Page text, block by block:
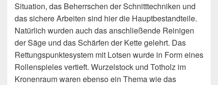
Situation, das Beherrschen der Schnitttechniken und
das sichere Arbeiten sind hier die Hauptbestandteile.
Natürlich wurden auch das anschließende Reinigen
der Säge und das Schärfen der Kette gelehrt. Das
Rettungspunktesystem mit Lotsen wurde in Form eines
Rollenspieles vertieft. Wurzelstock und Totholz im
Kronenraum waren ebenso ein Thema wie das